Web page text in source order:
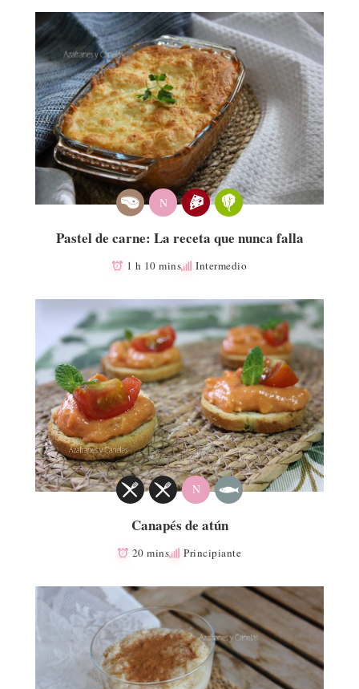
N
Pastel de carne: La receta que nunca falla
1 h 10 mins Intermedio
N
Canapés de atún
20 mins Principiante